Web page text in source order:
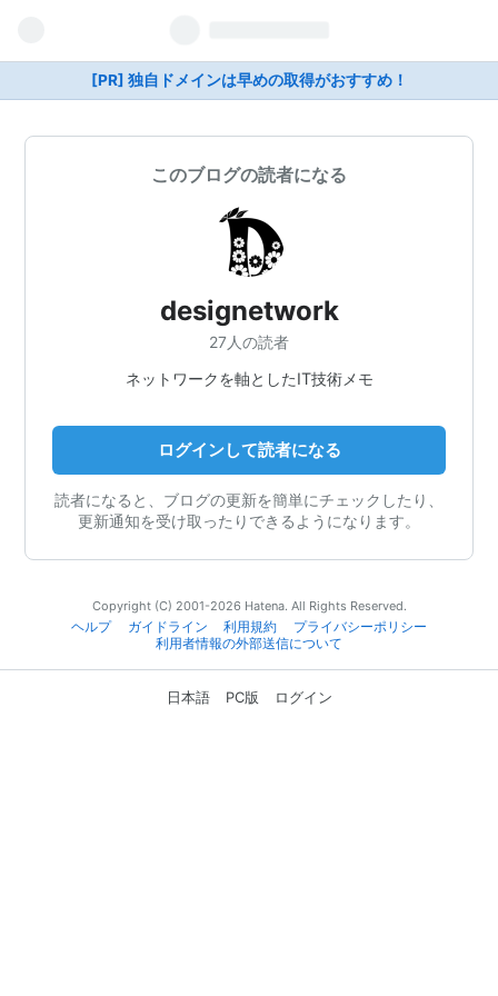
[PR] 独自ドメインは早めの取得がおすすめ！
このブログの読者になる
designetwork
27人の読者
ネットワークを軸としたIT技術メモ
ログインして読者になる
読者になると、ブログの更新を簡単にチェックしたり、
更新通知を受け取ったりできるようになります。
Copyright (C) 2001-2026 Hatena. All Rights Reserved.
ヘルプ
ガイドライン 利用規約
プライバシーポリシー
利用者情報の外部送信について
日本語 PC版 ログイン